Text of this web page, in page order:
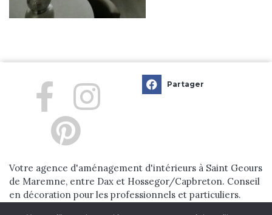
Blog
Votre agence d'aménagement d'intérieurs à Saint Geours
de Maremne, entre Dax et Hossegor/Capbreton. Conseil
en décoration pour les professionnels et particuliers.
Partager